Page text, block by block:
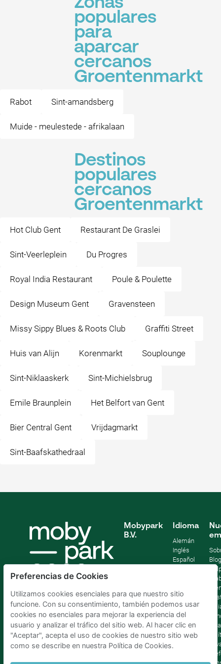
populares
para
aparcar
cercanos
Groentenmarkt
Rabot Sint-amandsberg
Muide - meulestede - afrikalaan
Destinos
populares
cercanos
Groentenmarkt
Hot Club Gent Restaurant De Graslei
Sint-Veerleplein Du Progres
Royal India Restaurant Poule & Poulette
Design Museum Gent Gravensteen
Missy Sippy Blues & Roots Club Graffiti Street
Huis van Alijn Korenmarkt Souplounge
Sint-Niklaaskerk Sint-Michielsbrug
Emile Braunplein Het Belfort van Gent
Bier Central Gent Vrijdagmarkt
Sint-Baafskathedraal
Mobypark
B.V.
Idioma
Alemán
Inglés
Español
Blog
Preferencias de Cookies
Utilizamos cookies esenciales para que nuestro sitio
funcione. Con su consentimiento, también podemos usar
cookies no esenciales para mejorar la experiencia del
usuario y analizar el tráfico del sitio web. Al hacer clic en
"Aceptar", acepta el uso de cookies de nuestro sitio web
como se describe en nuestra Política de Cookies.